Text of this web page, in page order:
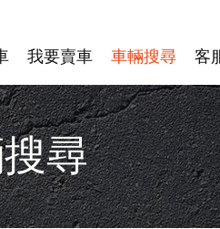
我要賣車 車輛搜尋 客
尋